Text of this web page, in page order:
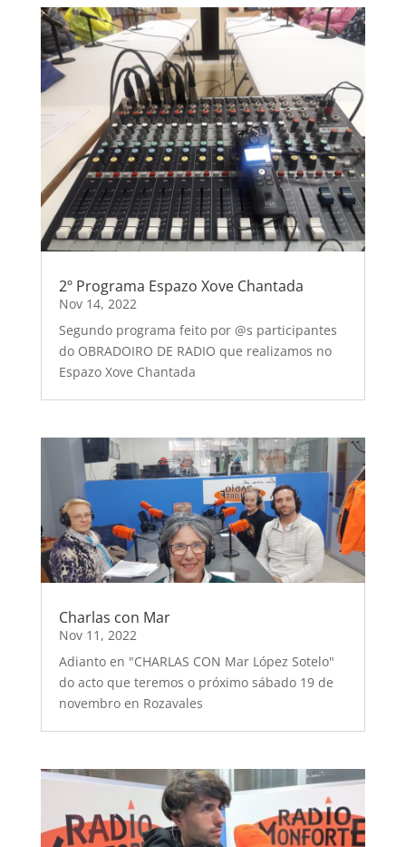
2º Programa Espazo Xove Chantada
Nov 14, 2022
Segundo programa feito por @s participantes
do OBRADOIRO DE RADIO que realizamos no
Espazo Xove Chantada
Charlas con Mar
Nov 11, 2022
Adianto en "CHARLAS CON Mar López Sotelo"
do acto que teremos o próximo sábado 19 de
novembro en Rozavales